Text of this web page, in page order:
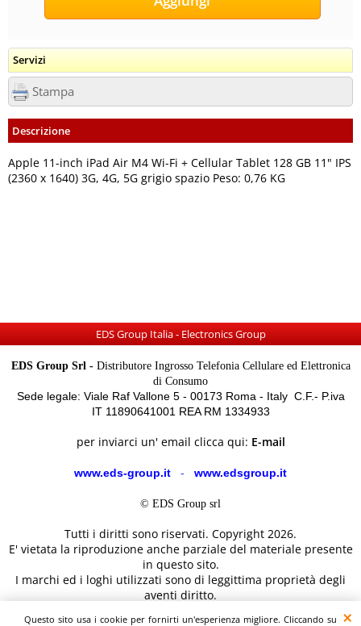
Questo sito usa i cookie per fornirti un'esperienza migliore. Cliccando su
Servizi
Stampa
Descrizione
Apple 11-inch iPad Air M4 Wi-Fi + Cellular Tablet 128 GB 11" IPS
(2360 x 1640) 3G, 4G, 5G grigio spazio Peso: 0,76 KG
EDS Group Italia - Electronics Group
EDS Group Srl -Distributore Ingrosso Telefonia Cellulare ed Elettronica
di Consumo
Sede legale: Viale Raf Vallone 5 - 00173 Roma - Italy C.F.- P.iva
IT 11890641001 REA RM 1334933
per inviarci un' email clicca qui: E-mail
www.eds-group.it - www.edsgroup.it
© EDS Group srl
Tutti i diritti sono riservati. Copyright 2026.
E' vietata la riproduzione anche parziale del materiale presente
in questo sito.
I marchi ed i loghi utilizzati sono di leggittima proprietà degli
aventi diritto.